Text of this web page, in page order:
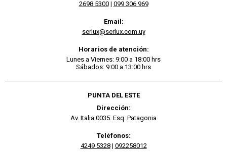
2698 5300| 099 306 969
Email:
serlux@serlux.com.uy
Horarios de atención:
Lunes a Viernes: 9:00 a 18:00 hrs
Sábados: 9:00 a 13:00 hrs
PUNTA DEL ESTE
Dirección:
Av. Italia 0035. Esq. Patagonia
Teléfonos:
4249 5328| 092258012